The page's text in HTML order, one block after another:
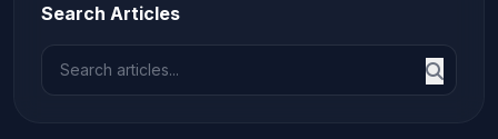
Search Articles